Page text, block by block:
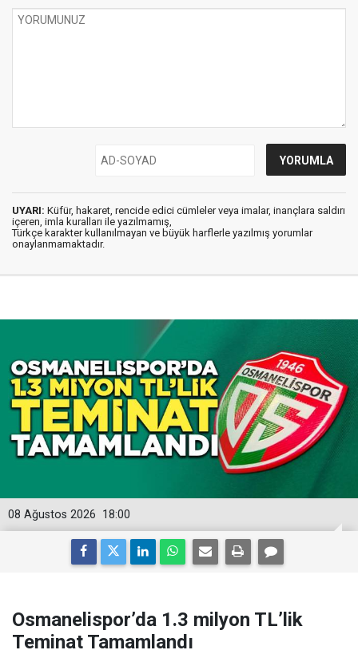
UYARI: Küfür, hakaret, rencide edici cümleler veya imalar, inançlara saldırı
içeren, imla kuralları ile yazılmamış,
Türkçe karakter kullanılmayan ve büyük harflerle yazılmış yorumlar
onaylanmamaktadır.
18:00
08 Ağustos 2026
Osmanelispor’da 1.3 milyon TL’lik
Teminat Tamamlandı